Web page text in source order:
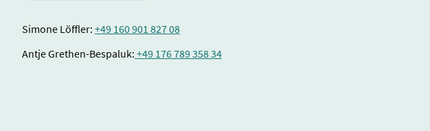
Simone Löffler: +49 160 901 827 08
Antje Grethen-Bespaluk: +49 176 789 358 34